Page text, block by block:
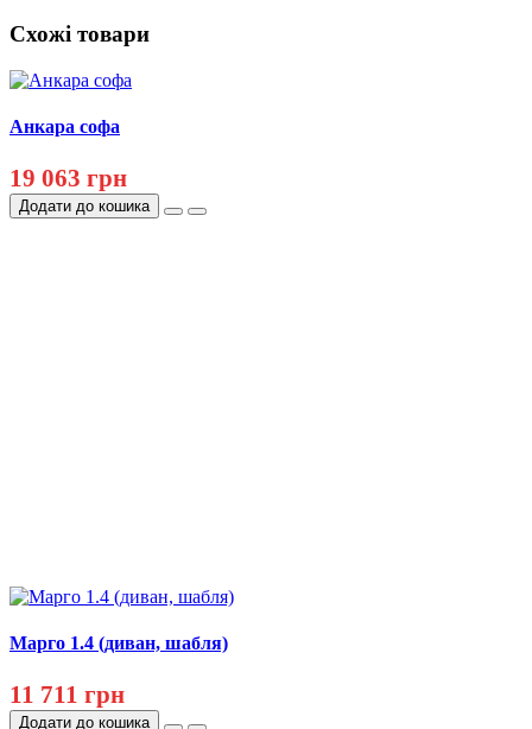
Схожі товари
Анкара софа
19 063 грн
Додати до кошика
Марго 1.4 (диван, шабля)
11 711 грн
Додати до кошика